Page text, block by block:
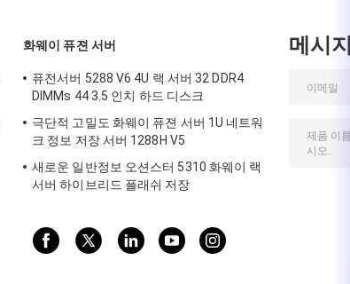
화웨이 퓨젼 서버
퓨전서버 5288 V6 4U 랙 서버 32 DDR4
DIMMs 44 3.5 인치 하드 디스크
극단적 고밀도 화웨이 퓨젼 서버 1U 네트워
크 정보 저장 서버 1288H V5
새로운 일반정보 오션스터 5310 화웨이 랙
서버 하이브리드 플래쉬 저장
메시